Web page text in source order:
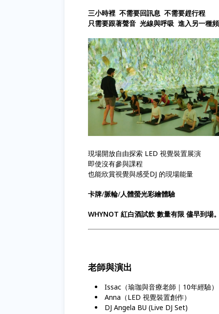
三小時裡 不需要回訊息 不需要趕行程
只需要跟著聲音 光線與呼吸 進入另一種
現場開放自由探索 LED 視覺裝置展演
即使沒有參與課程
也能欣賞視覺與感受DJ 的現場能量
卡牌/脈輪/人體螢光彩繪體驗
WHYNOT 紅白酒試飲 數量有限 儘早到場
老師與演出
Issac（瑜珈與音療老師｜10年經驗）
Anna（LED 視覺裝置創作）
DJ Angela BU (Live DJ Set)